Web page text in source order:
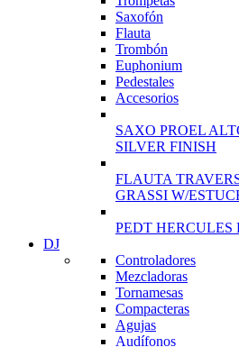
Saxofón
Flauta
Trombón
Euphonium
Pedestales
Accesorios
SAXO PROEL
SILVER FINISH
FLAUTA
GRASSI W/
PEDT HERCULES
DJ
Controladores
Mezcladoras
Tornamesas
Compacteras
Agujas
Audífonos